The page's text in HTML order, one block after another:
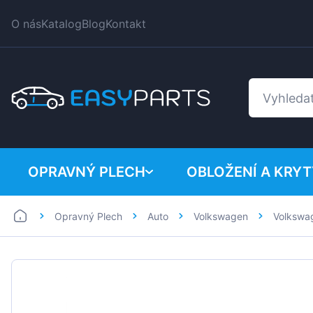
O násKatalogBlogKontakt
OPRAVNÝ PLECH
Auto
OBLOŽENÍ A
BMW
Opravný Plech Auto Volkswagen